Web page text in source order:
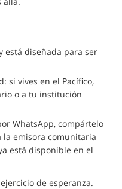
está diseñada para ser
si vives en el Pacífico,
o a tu institución
WhatsApp, compártelo
la emisora comunitaria
está disponible en el
de esperanza.